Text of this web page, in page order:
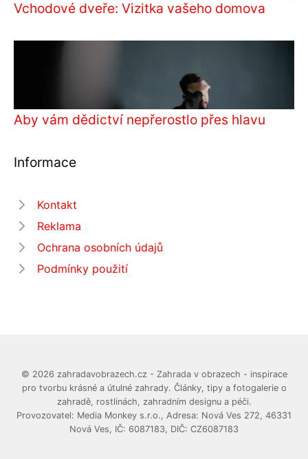
Vchodové dveře: Vizitka vašeho domova
Aby vám dědictví nepřerostlo přes hlavu
Informace
Kontakt
Reklama
Ochrana osobních údajů
Podmínky použití
© 2026 zahradavobrazech.cz - Zahrada v obrazech - inspirace
pro tvorbu krásné a útulné zahrady. Články, tipy a fotogalerie o
zahradě, rostlinách, zahradním designu a péči.
Provozovatel: Media Monkey s.r.o., Adresa: Nová Ves 272, 46331
Nová Ves, IČ: 6087183, DIČ: CZ6087183